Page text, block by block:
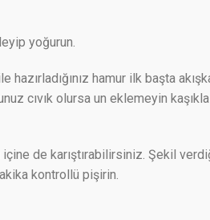
yoğurun.
hamur ilk başta
cıvık olursa un eklemeyin
de karıştırabilirsiniz. Şekil
kontrollü pişirin.